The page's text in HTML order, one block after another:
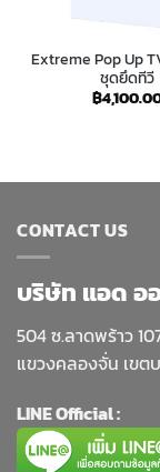
Extreme Pop Up
ชุดยึดทีวี
฿
CONTACT US
บริษัท แอด อ
504 ซ.ลาดพร้าว
แขวงคลองจั่น เขต
LINE Official :